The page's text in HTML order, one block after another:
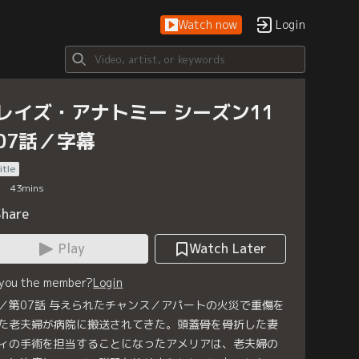
Watch now Login
イズ・アナトミー シーズン11
話／字幕
43mins
Play
Watch Later
the member?Login
第07話 与えられたチャンス／アパートの火災で重傷を
老夫婦が病院に搬送されてきた。頭蓋骨を骨折した妻
の手術を担当することになったアメリアは、老夫婦の